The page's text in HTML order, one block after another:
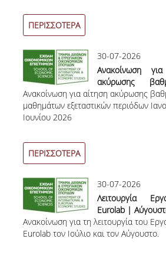
ΑΠΟΤΕΛΕΣΜΑΤΑ
ΠΡΟΠΤΥΧΙΑΚΕΣ ΣΠΟΥΔΕΣ
ΓΙΑΤΙ ΔΕΟΣ
ΟΔΗΓΟΣ ΣΠΟΥΔΩΝ
ΜΑΘΗΜΑΤΑ
ΣΠΟΥΔΩΝ
ΚΑΤΕΥΘΥΝΣΕΙΣ
ΜΑΘΗΜΑΤΩΝ
ΜΑΘΗΜΑΤΑ ΕΠΙΛΟΓΗΣ
ΤΜΗΜΑΤΑ
ΠΕΡΙΣΣΟΤΕΡΑ
30-07-2026
Ανακοίνωση
ακύρωσης
μαθημάτων
περιόδων
Ανακοίνωση για αίτηση ακύρωσης
μαθημάτων εξεταστικών περιόδων
Ιουνίου 2026
ΠΕΡΙΣΣΟΤΕΡΑ
30-07-2026
Λειτουργία
Eurolab |
Ανακοίνωση για τη λειτουργία του
Eurolab τον Ιούλιο και τον Αύγουστο.